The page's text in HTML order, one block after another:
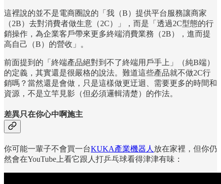
這裡說的並不是電商圈說的「我（B）提供平台服務讓商家
（2B）去對消費者做生意（2C）」，而是「透過2C型態的行
銷操作，為企業客戶帶來更多終端消費業務（2B），進而提
高自己（B）的營收」。
前面提到的「終端產品絕對到不了終端用戶手上」（純B端）
的定義，其實還是很嚴格的說法。難道這些產品就不做2C行
銷嗎？當然還是會做，只是這樣做更迂迴、需要更多的時間和
資源，不是立竿見影（但必須邏輯清楚）的作法。
差異只在你心中啊施主
你可能一輩子不會買一台KUKA產業機器人 放在家裡，但你仍
然會在YouTube上看它跟人打乒乓球看得津津有味：